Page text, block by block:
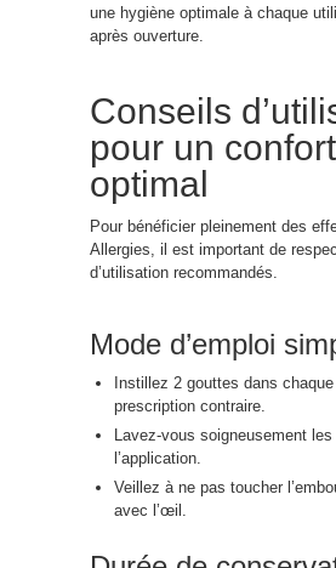
une hygiène optimale à chaque
après ouverture.
Conseils
pour un confort
optimal
Pour bénéficier pleinement des
Allergies, il est important de
d’utilisation recommandés.
Mode d’emploi
Instillez 2 gouttes dans
prescription contraire.
Lavez-vous soigneusement
l’application.
Veillez à ne pas toucher
avec l’œil.